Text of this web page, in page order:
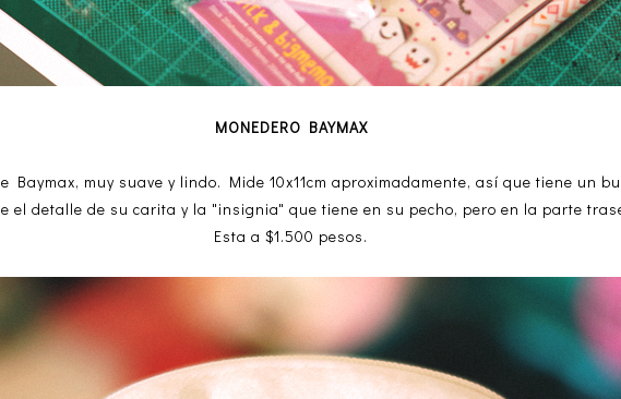
MONEDERO BAYMAX
Baymax, muy suave y lindo. Mide 10x11cm aproximadamente, así que tiene un
el detalle de su carita y la "insignia" que tiene en su pecho, pero en la parte
Esta a $1.500 pesos.